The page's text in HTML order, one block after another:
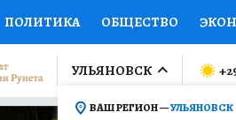
ПОЛИТИКА ОБЩЕСТВО
КОЛУМНИСТЫ
ОТКРЫВАЕМ МИР Я
УЛЬЯНОВСК
ВАШ РЕГИОН —УЛЬЯНОВСК